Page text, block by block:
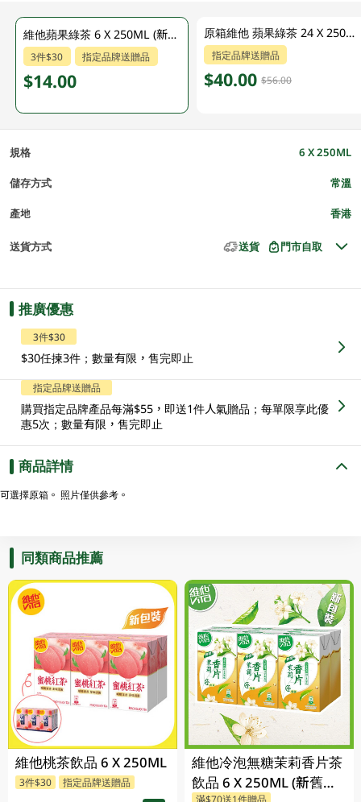
維他蘋果綠茶 6 X 250ML (新舊包裝隨機發貨)
3件$30 指定品牌送贈品
$14.00
原箱維他 蘋果綠茶 24 X 250ML
指定品牌送贈品
$40.00 $56.00
規格 6 X 250ML
儲存方式 常溫
產地 香港
送貨方式 送貨 門市自取
推廣優惠
3件$30
$30任揀3件；數量有限，售完即止
指定品牌送贈品
購買指定品牌產品每滿$55，即送1件人氣贈品；每單限享此優
惠5次；數量有限，售完即止
商品詳情
可選擇原箱。 照片僅供參考。
同類商品推薦
維他桃茶飲品 6 X 250ML
3件$30 指定品牌送贈品
維他冷泡無糖茉莉香片茶
飲品 6 X 250ML (新舊包
滿$70送1件贈品